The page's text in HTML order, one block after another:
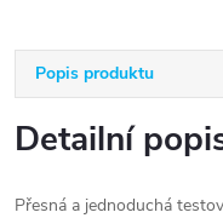
Popis produktu
Detailní
Přesná a jednoduchá